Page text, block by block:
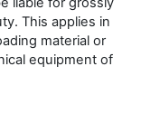
This applies in
material or
equipment of